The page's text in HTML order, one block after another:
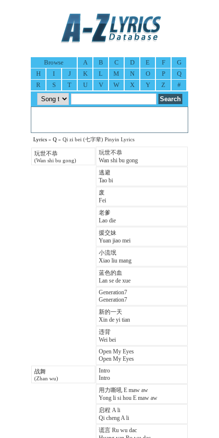
Browse A B C D E F
G
H
I J K L M N O P
Q
R
S T U V W X Y Z #
Lyrics » Q » Qi zi bei (七字辈) Pinyin Lyrics
玩世不恭
(Wan shi bu gong)
玩世不恭
Wan shi bu gong
逃避
Tao bi
废
Fei
老爹
Lao die
援交妹
Yuan jiao mei
小流氓
Xiao liu mang
蓝色的血
Lan se de xue
Generation7
Generation7
新的一天
Xin de yi tian
违背
Wei bei
Open My Eyes
Open My Eyes
战舞
(Zhan wu)
Intro
Intro
用力嘶吼 E maw aw
Yong li si hou E maw aw
启程 A li
Qi cheng A li
谎言 Ru wu dac